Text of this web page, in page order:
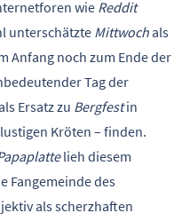
wieReddit
unterschätzte Mittwochals
Anfang noch zum Ende der
Tag der
Ersatz zu Bergfestin
Kröten – finden.
lieh diesem
Fangemeinde des
als scherzhaften